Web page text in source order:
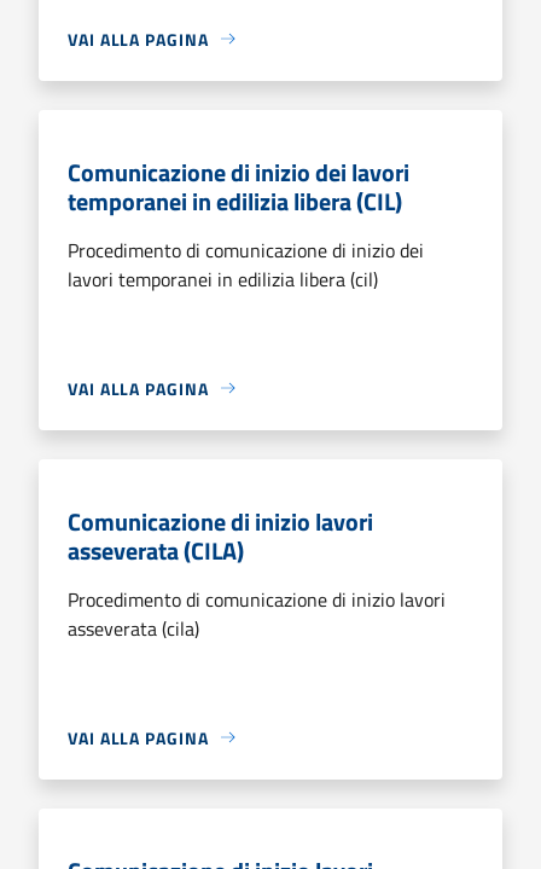
VAI ALLA PAGINA
Comunicazione di inizio dei lavori
temporanei in edilizia libera (CIL)
Procedimento di comunicazione di inizio dei
lavori temporanei in edilizia libera (cil)
VAI ALLA PAGINA
Comunicazione di inizio lavori
asseverata (CILA)
Procedimento di comunicazione di inizio lavori
asseverata (cila)
VAI ALLA PAGINA